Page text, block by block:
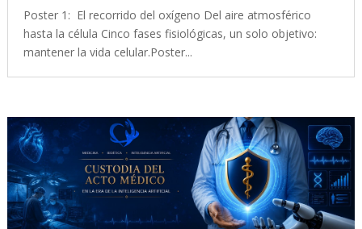
Poster 1: El recorrido del oxígeno Del aire atmosférico
hasta la célula Cinco fases fisiológicas, un solo objetivo:
mantener la vida celular.Poster...